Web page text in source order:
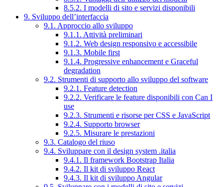
8.5.2. I modelli di sito e servizi disponibili
9. Sviluppo dell’interfaccia
9.1. Approccio allo sviluppo
9.1.1. Attività preliminari
9.1.2. Web design responsivo e accessibile
9.1.3. Mobile first
9.1.4. Progressive enhancement e Graceful
degradation
9.2. Strumenti di supporto allo sviluppo del software
9.2.1. Feature detection
9.2.2. Verificare le feature disponibili con Can I
use
9.2.3. Strumenti e risorse per CSS e JavaScript
9.2.4. Supporto browser
9.2.5. Misurare le prestazioni
9.3. Catalogo del riuso
9.4. Sviluppare con il design system .italia
9.4.1. Il framework Bootstrap Italia
9.4.2. Il kit di sviluppo React
9.4.3. Il kit di sviluppo Angular